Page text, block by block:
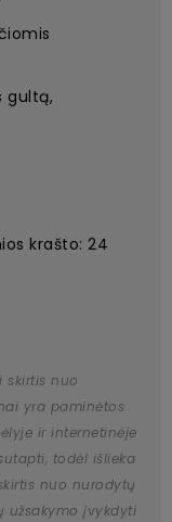
gultą,
krašto: 24
skirtis nuo
yra paminėtos
ir internetinėje
todėl išlieka
nuo nurodytų
užsakymo įvykdyti